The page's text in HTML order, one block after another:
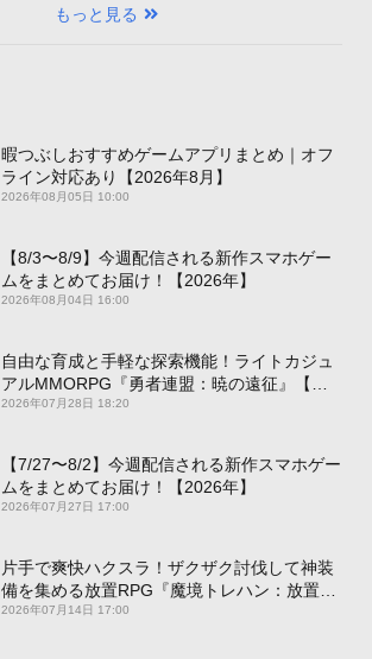
もっと見る
暇つぶしおすすめゲームアプリまとめ｜オフ
ライン対応あり【2026年8月】
2026年08月05日 10:00
【8/3〜8/9】今週配信される新作スマホゲー
ムをまとめてお届け！【2026年】
2026年08月04日 16:00
自由な育成と手軽な探索機能！ライトカジュ
アルMMORPG『勇者連盟：暁の遠征』【最
新作PICKUP】
2026年07月28日 18:20
【7/27〜8/2】今週配信される新作スマホゲー
ムをまとめてお届け！【2026年】
2026年07月27日 17:00
片手で爽快ハクスラ！ザクザク討伐して神装
備を集める放置RPG『魔境トレハン：放置で
神装備』【最新作PICKUP】
2026年07月14日 17:00